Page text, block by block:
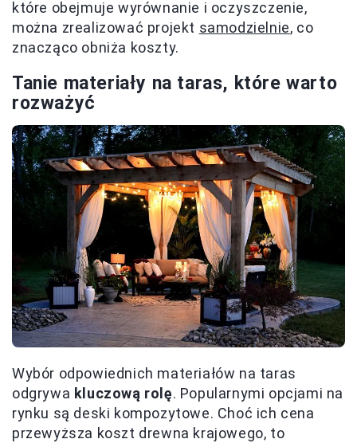
które obejmuje wyrównanie i oczyszczenie,
można zrealizować projekt samodzielnie, co
znacząco obniża koszty.
Tanie materiały na taras, które warto
rozważyć
Wybór odpowiednich materiałów na taras
odgrywa kluczową rolę. Popularnymi opcjami na
rynku są deski kompozytowe. Choć ich cena
przewyższa koszt drewna krajowego, to